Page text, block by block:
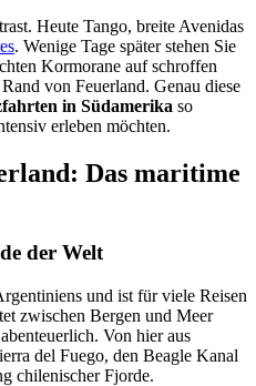
Heute Tango, breite Avenidas
. Wenige Tage später stehen Sie
Kormorane auf schroffen
von Feuerland. Genau diese
in Südamerika so
erleben möchten.
Das maritime
der Welt
und ist für viele Reisen
zwischen Bergen und Meer
Von hier aus
del Fuego, den Beagle Kanal
chilenischer Fjorde.